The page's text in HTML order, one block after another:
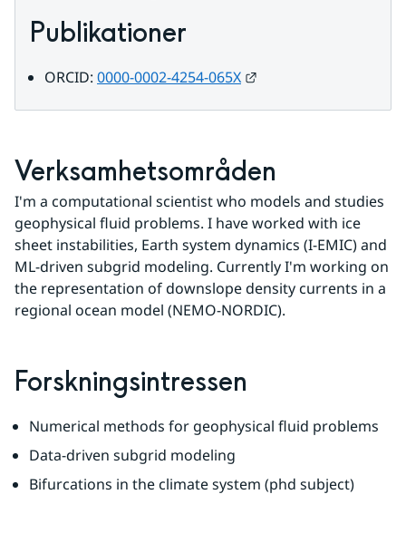
Publikationer
ORCID: 0000-0002-4254-065X
Verksamhetsområden
I'm a computational scientist who models and studies
geophysical fluid problems. I have worked with ice
sheet instabilities, Earth system dynamics (I-EMIC) and
ML-driven subgrid modeling. Currently I'm working on
the representation of downslope density currents in a
regional ocean model (NEMO-NORDIC).
Forskningsintressen
Numerical methods for geophysical fluid problems
Data-driven subgrid modeling
Bifurcations in the climate system (phd subject)